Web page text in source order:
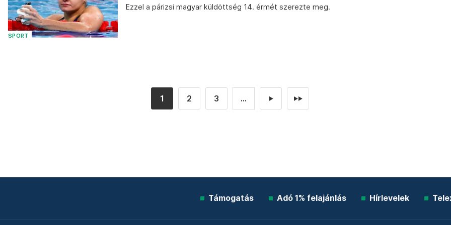
SPORT
Ezzel a párizsi magyar küldöttség 14. érmét szerezte meg.
1 2 3 ... ► ►►
Támogatás Adó 1% felajánlás Hírlevelek